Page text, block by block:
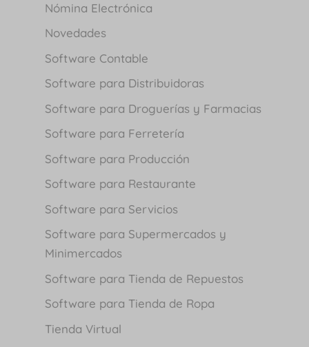
Nómina Electrónica
Novedades
Software Contable
Software para Distribuidoras
Software para Droguerías y Farmacias
Software para Ferretería
Software para Producción
Software para Restaurante
Software para Servicios
Software para Supermercados y
Minimercados
Software para Tienda de Repuestos
Software para Tienda de Ropa
Tienda Virtual